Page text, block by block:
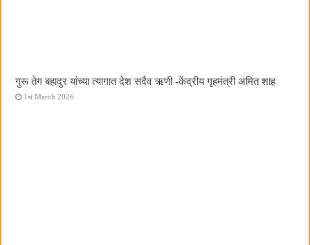
गुरू तेग बहादुर यांच्या त्यागात देश सदैव ऋणी -केंद्रीय गृहमंत्री अमित शाह
1st March 2026